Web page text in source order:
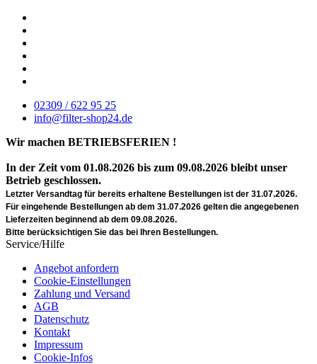
02309 / 622 95 25
info@filter-shop24.de
Wir machen BETRIEBSFERIEN !
In der Zeit vom 01.08.2026 bis zum 09.08.2026 bleibt unser
Betrieb geschlossen.
Letzter Versandtag für bereits erhaltene Bestellungen ist der 31.07.2026.
Für eingehende Bestellungen ab dem 31.07.2026 gelten die angegebenen
Lieferzeiten beginnend ab dem 09.08.2026.
Bitte berücksichtigen Sie das bei Ihren Bestellungen.
Service/Hilfe
Angebot anfordern
Cookie-Einstellungen
Zahlung und Versand
AGB
Datenschutz
Kontakt
Impressum
Cookie-Infos